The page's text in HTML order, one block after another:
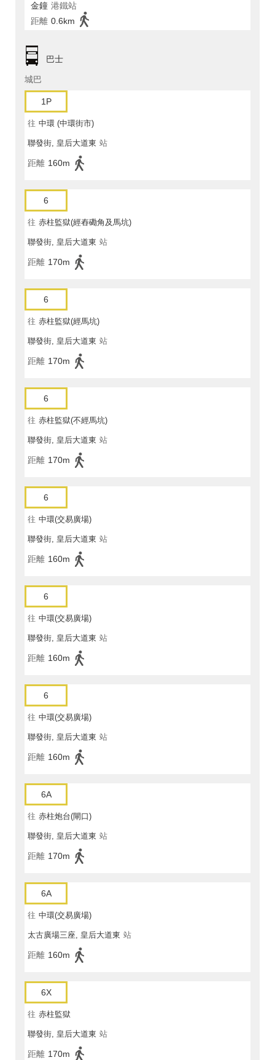
金鐘 港鐵站
距離 0.6km
巴士
城巴
1P
往 中環 (中環街市)
聯發街, 皇后大道東 站
距離 160m
6
往 赤柱監獄(經舂磡角及馬坑)
聯發街, 皇后大道東 站
距離 170m
6
往 赤柱監獄(經馬坑)
聯發街, 皇后大道東 站
距離 170m
6
往 赤柱監獄(不經馬坑)
聯發街, 皇后大道東 站
距離 170m
6
往 中環(交易廣場)
聯發街, 皇后大道東 站
距離 160m
6
往 中環(交易廣場)
聯發街, 皇后大道東 站
距離 160m
6
往 中環(交易廣場)
聯發街, 皇后大道東 站
距離 160m
6A
往 赤柱炮台(閘口)
聯發街, 皇后大道東 站
距離 170m
6A
往 中環(交易廣場)
太古廣場三座, 皇后大道東 站
距離 160m
6X
往 赤柱監獄
聯發街, 皇后大道東 站
距離 170m